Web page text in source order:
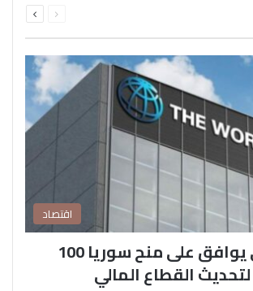
الصفحةالصفحة
اقتصاد
البنك الدولي يوافق على منح سوريا 100
القطاع المالي